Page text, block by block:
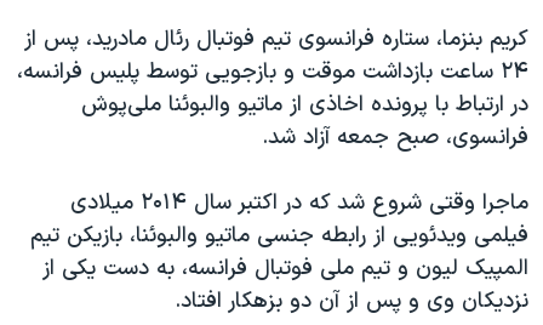
گالری عکس
آرشیو پخش زنده
اعتراضات زن، زندگی، آزادی
مجموعه مستندهای دادخواهی
تریبونال مردمی آبان ۹۸
چهل سال گروگان‌گیری
قانون شفافیت دارائی کادر رهبری ایران
اعتراضات مردمی آبان ۹۸
کریم بنزما، ستاره فرانسوی تیم فوتبال رئال مادرید، پس از
۲۴ ساعت بازداشت موقت و بازجویی توسط پلیس فرانسه،
در ارتباط با پرونده اخاذی از ماتیو والبوئنا ملی‌پوش
فرانسوی، صبح جمعه آزاد شد.
ماجرا وقتی شروع شد که در اکتبر سال ۲۰۱۴ میلادی
فیلمی ویدئویی از رابطه جنسی ماتیو والبوئنا، بازیکن تیم
المپیک لیون و تیم ملی فوتبال فرانسه، به دست یکی از
نزدیکان وی و پس از آن دو بزهکار افتاد.